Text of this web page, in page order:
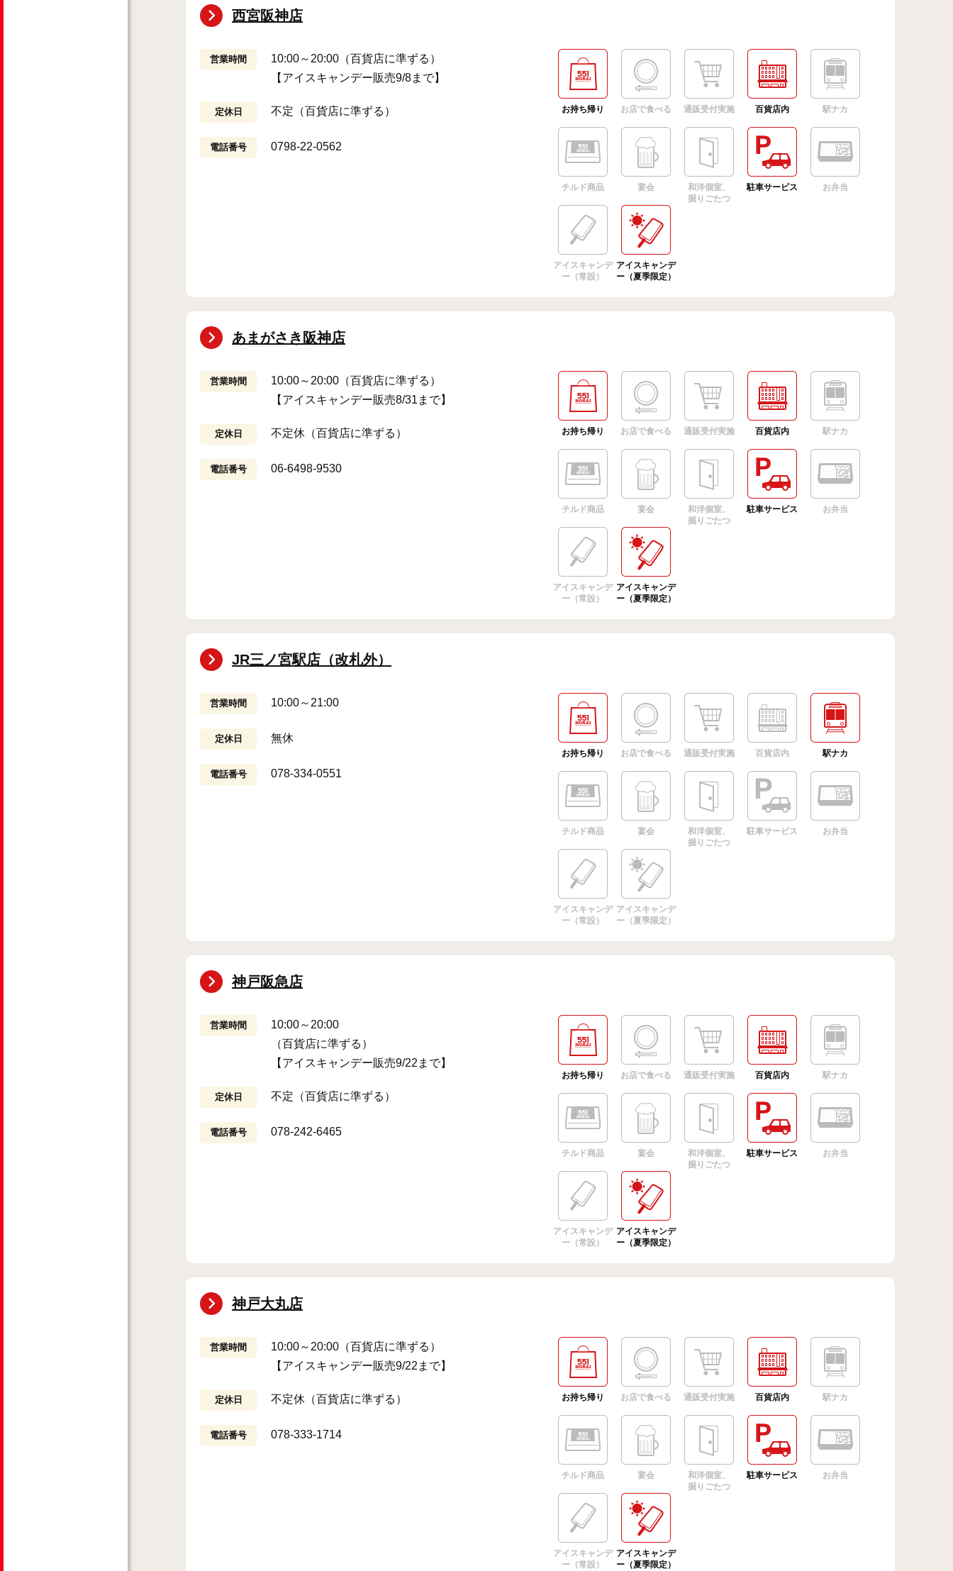
西宮阪神店
営業時間
10:00～20:00（百貨店に準ずる）
【アイスキャンデー販売9/8まで】
定休日 不定（百貨店に準ずる）
電話番号 0798-22-0562
お持ち帰り お店で食べる 通販受付実施 百貨店内 駅ナカ
チルド商品 宴会
和洋個室、
掘りごたつ
駐車サービス お弁当
アイスキャンデ
ー（常設）
アイスキャンデ
ー（夏季限定）
あまがさき阪神店
営業時間
10:00～20:00（百貨店に準ずる）
【アイスキャンデー販売8/31まで】
定休日 不定休（百貨店に準ずる）
電話番号 06-6498-9530
お持ち帰り お店で食べる 通販受付実施 百貨店内 駅ナカ
チルド商品 宴会
和洋個室、
掘りごたつ
駐車サービス お弁当
アイスキャンデ
ー（常設）
アイスキャンデ
ー（夏季限定）
JR三ノ宮駅店（改札外）
営業時間 10:00～21:00
定休日 無休
電話番号 078-334-0551
お持ち帰り お店で食べる 通販受付実施 百貨店内 駅ナカ
チルド商品 宴会
和洋個室、
掘りごたつ
駐車サービス お弁当
アイスキャンデ
ー（常設）
アイスキャンデ
ー（夏季限定）
神戸阪急店
営業時間
10:00～20:00
（百貨店に準ずる）
【アイスキャンデー販売9/22まで】
定休日 不定（百貨店に準ずる）
電話番号 078-242-6465
お持ち帰り お店で食べる 通販受付実施 百貨店内 駅ナカ
チルド商品 宴会
和洋個室、
掘りごたつ
駐車サービス お弁当
アイスキャンデ
ー（常設）
アイスキャンデ
ー（夏季限定）
神戸大丸店
営業時間
10:00～20:00（百貨店に準ずる）
【アイスキャンデー販売9/22まで】
定休日 不定休（百貨店に準ずる）
電話番号 078-333-1714
お持ち帰り お店で食べる 通販受付実施 百貨店内 駅ナカ
チルド商品 宴会
和洋個室、
掘りごたつ
駐車サービス お弁当
アイスキャンデ
ー（常設）
アイスキャンデ
ー（夏季限定）